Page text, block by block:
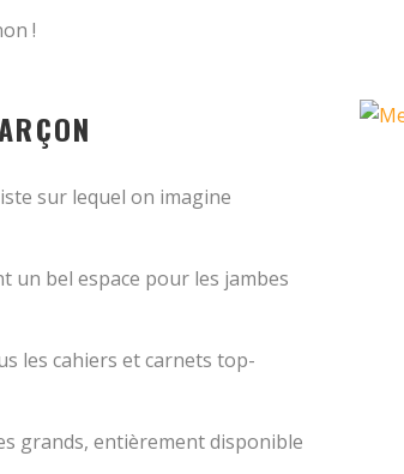
!
sur lequel on imagine
un bel espace pour les jambes
les cahiers et carnets top-
grands, entièrement disponible